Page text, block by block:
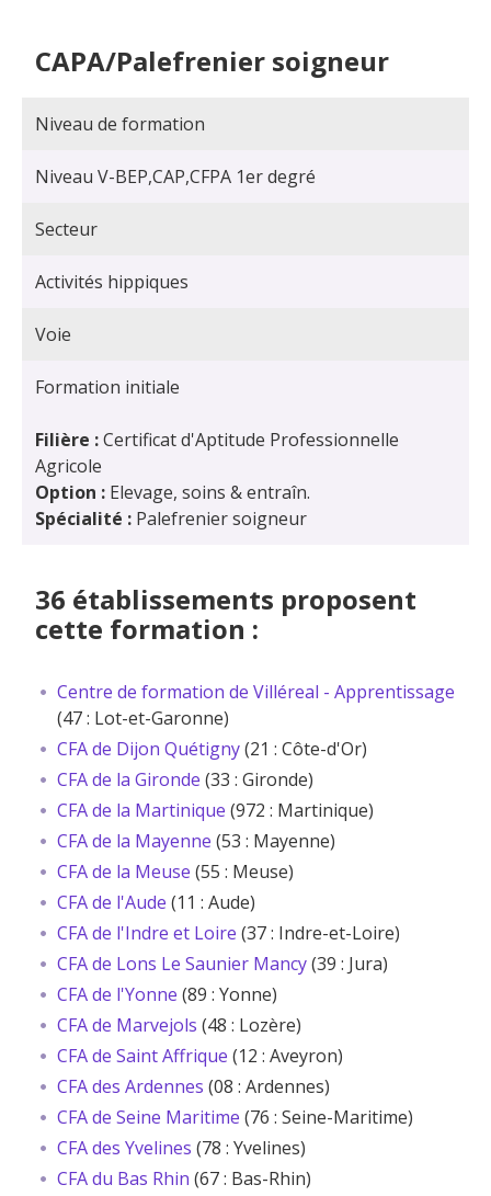
CAPA/Palefrenier soigneur
Niveau de formation
Niveau V-BEP,CAP,CFPA 1er degré
Secteur
Activités hippiques
Voie
Formation initiale
Filière :Certificat d'Aptitude Professionnelle
Agricole
Option : Elevage, soins & entraîn.
Spécialité : Palefrenier soigneur
36 établissements proposent
cette formation :
Centre de formation de Villéreal - Apprentissage
(47 : Lot-et-Garonne)
CFA de Dijon Quétigny(21 : Côte-d'Or)
CFA de la Gironde (33 : Gironde)
CFA de la Martinique (972 : Martinique)
CFA de la Mayenne (53 : Mayenne)
CFA de la Meuse (55 : Meuse)
CFA de l'Aude (11 : Aude)
CFA de l'Indre et Loire (37 : Indre-et-Loire)
CFA de Lons Le Saunier Mancy(39 : Jura)
CFA de l'Yonne (89 : Yonne)
CFA de Marvejols (48 : Lozère)
CFA de Saint Affrique (12 : Aveyron)
CFA des Ardennes (08 : Ardennes)
CFA de Seine Maritime (76 : Seine-Maritime)
CFA des Yvelines (78 : Yvelines)
CFA du Bas Rhin (67 : Bas-Rhin)